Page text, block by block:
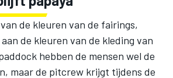
de kleuren van de fairings,
de kleuren van de kleding van
hebben de mensen wel de
maar de pitcrew krijgt tijdens de